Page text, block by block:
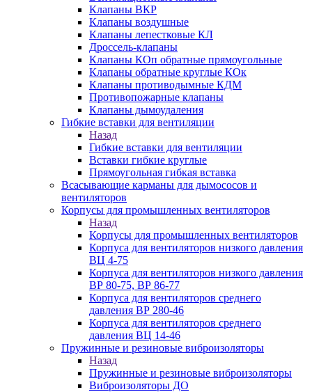
Клапаны ВКР
Клапаны воздушные
Клапаны лепестковые КЛ
Дроссель-клапаны
Клапаны КОп обратные прямоугольные
Клапаны обратные круглые КОк
Клапаны противодымные КДМ
Противопожарные клапаны
Клапаны дымоудаления
Гибкие вставки для вентиляции
Назад
Гибкие вставки для вентиляции
Вставки гибкие круглые
Прямоугольная гибкая вставка
Всасывающие карманы для дымососов и
вентиляторов
Корпусы для промышленных вентиляторов
Назад
Корпусы для промышленных вентиляторов
Корпуса для вентиляторов низкого давления
ВЦ 4-75
Корпуса для вентиляторов низкого давления
ВР 80-75, ВР 86-77
Корпуса для вентиляторов среднего
давления ВР 280-46
Корпуса для вентиляторов среднего
давления ВЦ 14-46
Пружинные и резиновые виброизоляторы
Назад
Пружинные и резиновые виброизоляторы
Виброизоляторы ДО